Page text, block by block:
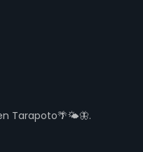
Tarapoto🌴🌤🦋.